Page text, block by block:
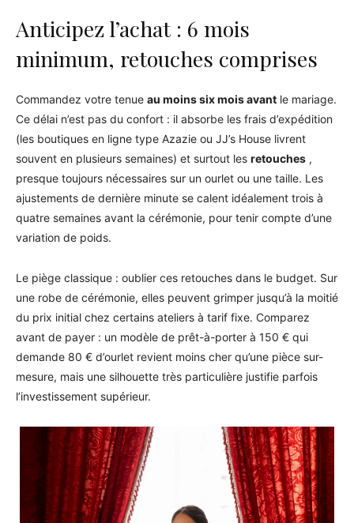
Anticipez l’achat : 6 mois
minimum, retouches comprises
Commandez votre tenue au moins six mois avant le mariage.
Ce délai n’est pas du confort : il absorbe les frais d’expédition
(les boutiques en ligne type Azazie ou JJ’s House livrent
souvent en plusieurs semaines) et surtout les retouches ,
presque toujours nécessaires sur un ourlet ou une taille. Les
ajustements de dernière minute se calent idéalement trois à
quatre semaines avant la cérémonie, pour tenir compte d’une
variation de poids.
Le piège classique : oublier ces retouches dans le budget. Sur
une robe de cérémonie, elles peuvent grimper jusqu’à la moitié
du prix initial chez certains ateliers à tarif fixe. Comparez
avant de payer : un modèle de prêt-à-porter à 150 € qui
demande 80 € d’ourlet revient moins cher qu’une pièce sur-
mesure, mais une silhouette très particulière justifie parfois
l’investissement supérieur.